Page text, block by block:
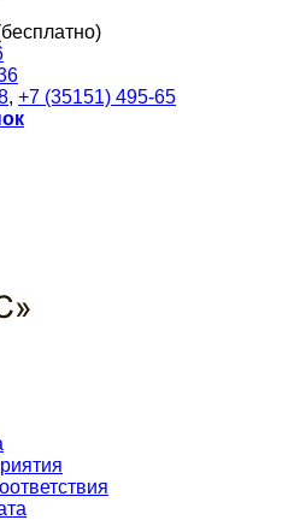
, +7 (35151) 495-65